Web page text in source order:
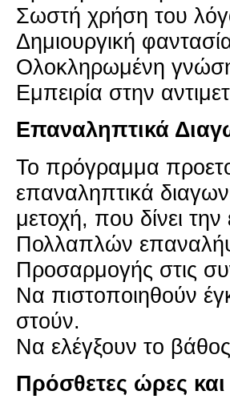
Σωστή χρήση του
Δη­μιουρ­γι­κή
Ολο­κλη­ρω­μέ­νη
Εμπει­ρία στην
Επα­να­λη­πτι­κά
Το πρό­γραμ­μα
επα­να­λη­πτι­κά
με­το­χή, που δίνει την
Πολ­λα­πλών
Προ­σαρ­μο­γής στις
Να πι­στο­ποι­η­θούν
στούν.
Να ελέγ­ξουν το
Πρό­σθε­τες ώρες